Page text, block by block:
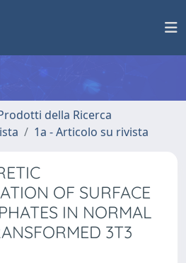
della Ricerca
1a - Articolo su rivista
OF SURFACE
IN NORMAL
3T3